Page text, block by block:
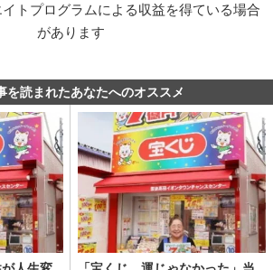
トプログラムによる収益を得ている場合
があります
を読まれたあなたへのオススメ